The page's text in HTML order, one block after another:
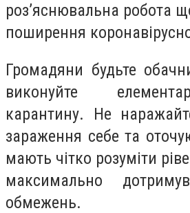
роз’яснювальна робота
поширення
Громадяни будьте
виконуйте
карантину. Не
зараження себе та
мають чітко розуміти
максимально
обмежень.